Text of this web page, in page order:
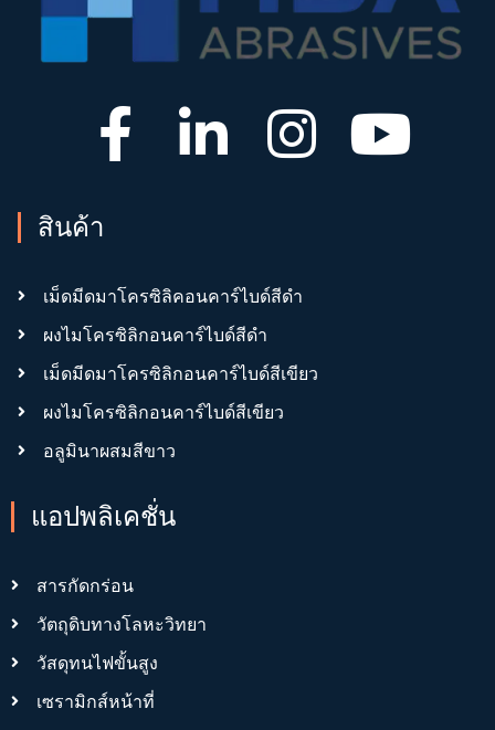
สินค้า
เม็ดมีดมาโครซิลิคอนคาร์ไบด์สีดำ
ผงไมโครซิลิกอนคาร์ไบด์สีดำ
เม็ดมีดมาโครซิลิกอนคาร์ไบด์สีเขียว
ผงไมโครซิลิกอนคาร์ไบด์สีเขียว
อลูมินาผสมสีขาว
แอปพลิเคชั่น
สารกัดกร่อน
วัตถุดิบทางโลหะวิทยา
วัสดุทนไฟขั้นสูง
เซรามิกส์หน้าที่